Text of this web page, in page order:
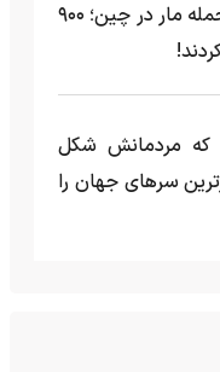
(ویدئو) اعلام وضعیت اضطراری حمله مار‌ در چین؛ ۹۰۰
که مردمانش شکل
سرهای جهان را